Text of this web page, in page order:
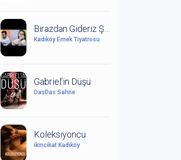
Kadıköy Emek Tiyatrosu
Gabriel’in Düşü
DasDas Sahne
Koleksiyoncu
ikincikat Kadıköy